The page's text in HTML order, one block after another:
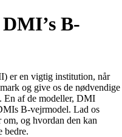
B-
er en vigtig institution, når
og give os de nødvendige
En af de modeller, DMI
B-vejrmodel. Lad os
og hvordan den kan
bedre.